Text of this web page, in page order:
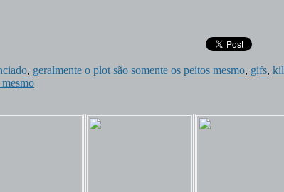
, geralmente o plot são somente os peitos mesmo, gifs,